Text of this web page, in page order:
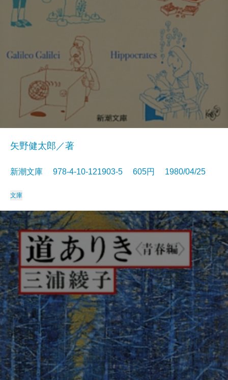
矢野健太郎／著
新潮文庫 978-4-10-121903-5 605円 1980/04/25
文庫